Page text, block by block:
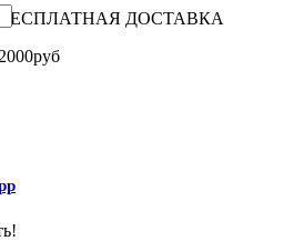
БЕСПЛАТНАЯ ДОСТАВКА